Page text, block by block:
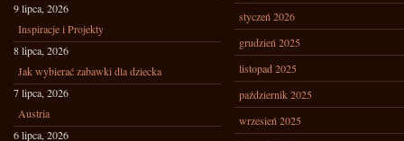
9 lipca, 2026
Inspiracje i Projekty
8 lipca, 2026
Jak wybierać zabawki dla dziecka
7 lipca, 2026
Austria
6 lipca, 2026
styczeń 2026
grudzień 2025
listopad 2025
październik 2025
wrzesień 2025